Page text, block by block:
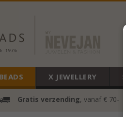
X JEWELLERY
Gratis verzending, vanaf € 70-